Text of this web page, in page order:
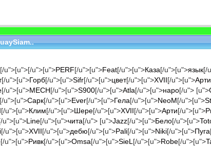
[/u">[u">[/u">[u">PERF[/u">[u">Feat[/u">[u">Каза[/u">[u">язык[/
[/u">[u">Горб[/u">[u">Sifr[/u">[u">цвет[/u">[u">XVII[/u">[u">Арти
[/u">[u">MECH[/u">[u">S900[/u">[u">Atla[/u">[u">наро[/u"> [u">
[/u">[u">Сарк[/u">[u">Ever[/u">[u">Гела[/u">[u">NeoM[/u">[u">
[/u">[u">Клим[/u">[u">Шере[/u">[u">XVII[/u">[u">Арти[/u">[u">
u">[u">Line[/u">[u">чита[/u"> [u">Jazz[/u">[u">Бело[/u">[u">
[/u">[u">XVII[/u">[u">дебю[/u">[u">Pali[/u">[u">Niki[/u">[u">Пуга
[/u">[u">Ривк[/u">[u">Omsa[/u">[u">SieL [/u">[u">Robe[/u">[u">